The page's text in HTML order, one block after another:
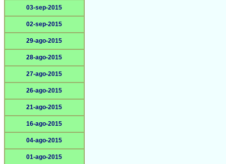
03-sep-2015
02-sep-2015
29-ago-2015
28-ago-2015
27-ago-2015
26-ago-2015
21-ago-2015
16-ago-2015
04-ago-2015
01-ago-2015